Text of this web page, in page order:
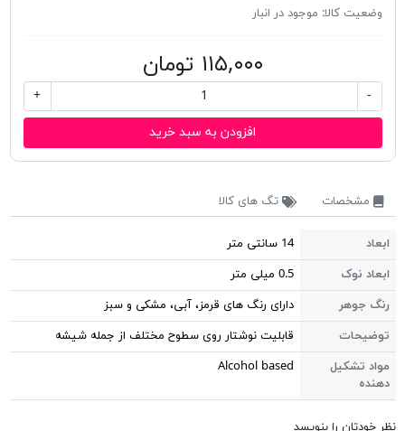
وضعیت کالا: موجود در انبار
۱۱۵,۰۰۰ تومان
-
+
افزودن به سبد خرید
مشخصات تگ های کالا
ابعاد
14 سانتی متر
ابعاد نوک
0.5 میلی متر
رنگ جوهر
دارای رنگ های قرمز، آبی، مشکی و سبز
توضیحات
قابلیت نوشتار روی سطوح مختلف از جمله شیشه
مواد تشکیل
دهنده
Alcohol based
نظر خودتان را بنویسد